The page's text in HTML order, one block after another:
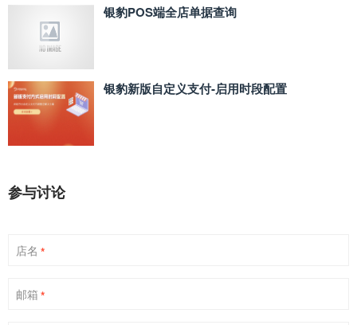
银豹POS端全店单据查询
银豹新版自定义支付‑启用时段配置
参与讨论
店名 *
邮箱 *